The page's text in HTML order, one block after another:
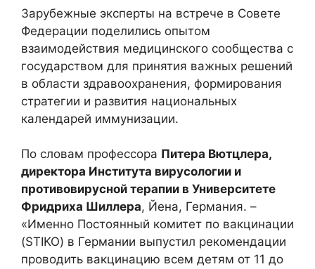
Зарубежные эксперты на встрече в Совете
Федерации поделились опытом
взаимодействия медицинского сообщества с
государством для принятия важных решений
в области здравоохранения, формирования
стратегии и развития национальных
календарей иммунизации.
По словам профессора Питера Вютцлера,
директора Института вирусологии и
противовирусной терапии в Университете
Фридриха Шиллера, Йена, Германия. –
«Именно Постоянный комитет по вакцинации
(STIKO) в Германии выпустил рекомендации
проводить вакцинацию всем детям от 11 до